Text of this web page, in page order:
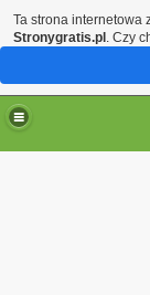
Ta strona internetowa
Stronygratis.pl . Czy